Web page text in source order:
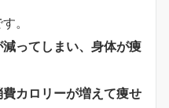
。
ってしまい、身体が痩
カロリーが増えて痩せ